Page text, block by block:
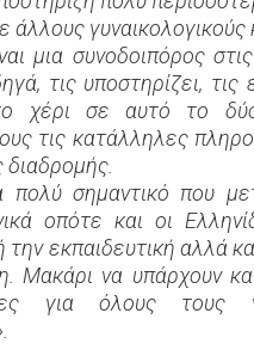
άλλους γυναικολογικούς
μια συνοδοιπόρος
τις υποστηρίζει, τις
χέρι σε αυτό το
τις κατάλληλες
διαδρομής.
πολύ σημαντικό που
οπότε και οι
την εκπαιδευτική αλλά
Μακάρι να υπάρχουν
για όλους τους